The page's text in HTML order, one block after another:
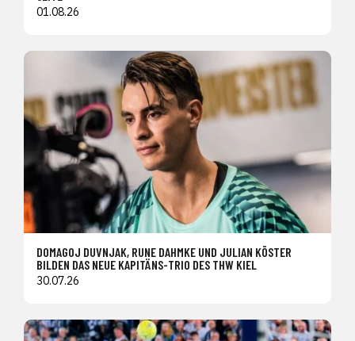
01.08.26
DOMAGOJ DUVNJAK, RUNE DAHMKE UND JULIAN KÖSTER
BILDEN DAS NEUE KAPITÄNS-TRIO DES THW KIEL
30.07.26